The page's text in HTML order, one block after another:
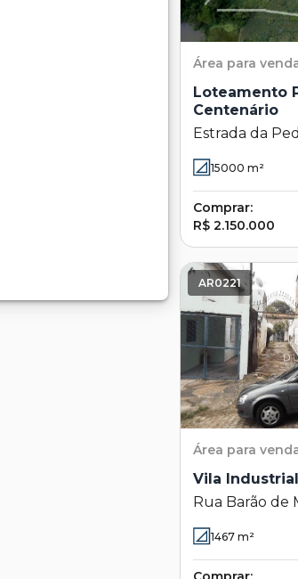
Área para
Loteamento
Centenário
Estrada da
Loteamento
- Campinas - SP
15000 m²
Comprar:
R$ 2.150.000
AR0221
Área para
Vila Industrial
Rua Barão de
Vila Industrial -
1467 m²